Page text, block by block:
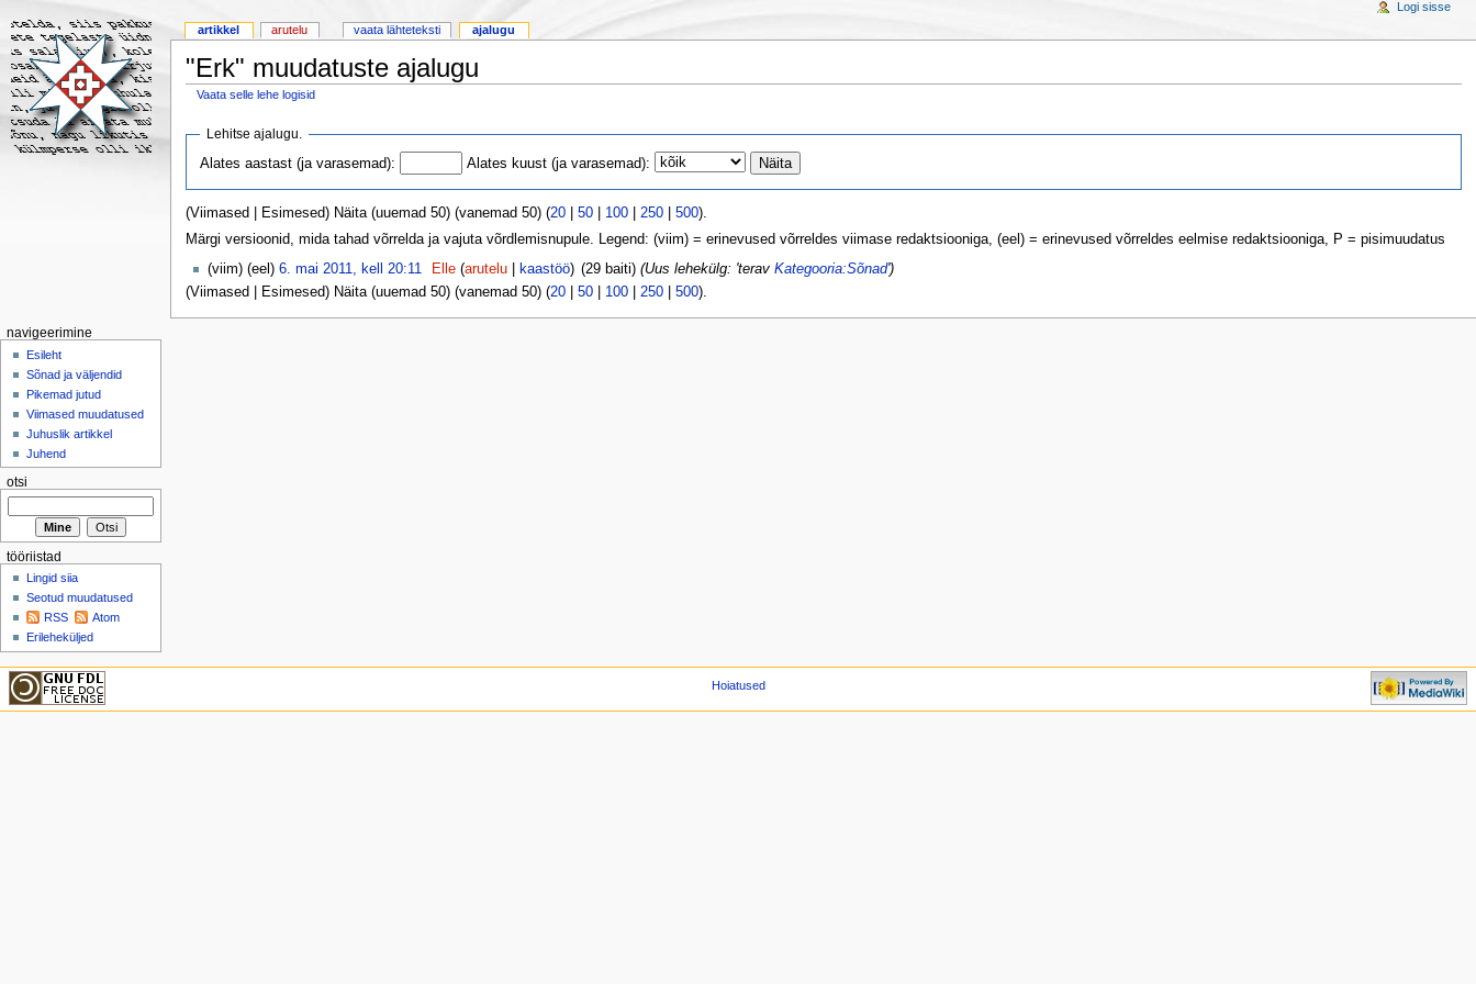
"Erk" muudatuste ajalugu
Vaata selle lehe logisid
Lehitse ajalugu.
Alates aastast (ja varasemad):
Alates kuust (ja varasemad):
(Viimased | Esimesed) Näita (uuemad 50) (vanemad 50) (20| 50| 100| 250| 500).
Märgi versioonid, mida tahad võrrelda ja vajuta võrdlemisnupule. Legend: (viim) = erinevused võrreldes viimase redaktsiooniga, (eel) = erinevused võrreldes eelmise redaktsiooniga, P = pisimuudatus
(viim) (eel) 6. mai 2011, kell 20:11 Elle (arutelu| kaastöö) (29 baiti) (Uus lehekülg: 'teravKategooria:Sõnad')
(Viimased | Esimesed) Näita (uuemad 50) (vanemad 50) (20| 50| 100| 250| 500).
artikkel arutelu vaata lähteteksti ajalugu
Logi sisse
navigeerimine
Esileht
Sõnad ja väljendid
Pikemad jutud
Viimased muudatused
Juhuslik artikkel
Juhend
otsi
tööriistad
Lingid siia
Seotud muudatused
RSS
Atom
Erileheküljed
Hoiatused